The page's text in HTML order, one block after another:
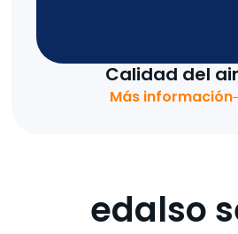
Calidad del
Más información
edalso